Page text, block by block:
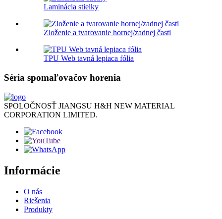
Laminácia stielky
Zloženie a tvarovanie hornej/zadnej časti
TPU Web tavná lepiaca fólia
Séria spomaľovačov horenia
SPOLOČNOSŤ JIANGSU H&H NEW MATERIAL
CORPORATION LIMITED.
Informácie
O nás
Riešenia
Produkty